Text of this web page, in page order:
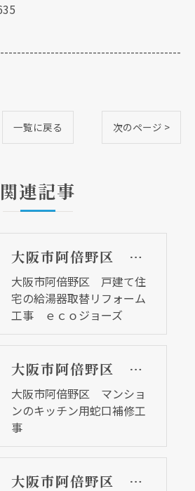
一覧に戻る 次のページ >
関連記事
大阪市阿倍野区 戸建て住宅の給湯器取替リフォーム工事 ｅｃｏジョーズ
大阪市阿倍野区 戸建て住
宅の給湯器取替リフォーム
工事 ｅｃｏジョーズ
大阪市阿倍野区 マンションのキッチン用蛇口補修工事
大阪市阿倍野区 マンショ
ンのキッチン用蛇口補修工
事
大阪市阿倍野区 戸建て住宅の給湯器取替リフォーム エコジョーズ